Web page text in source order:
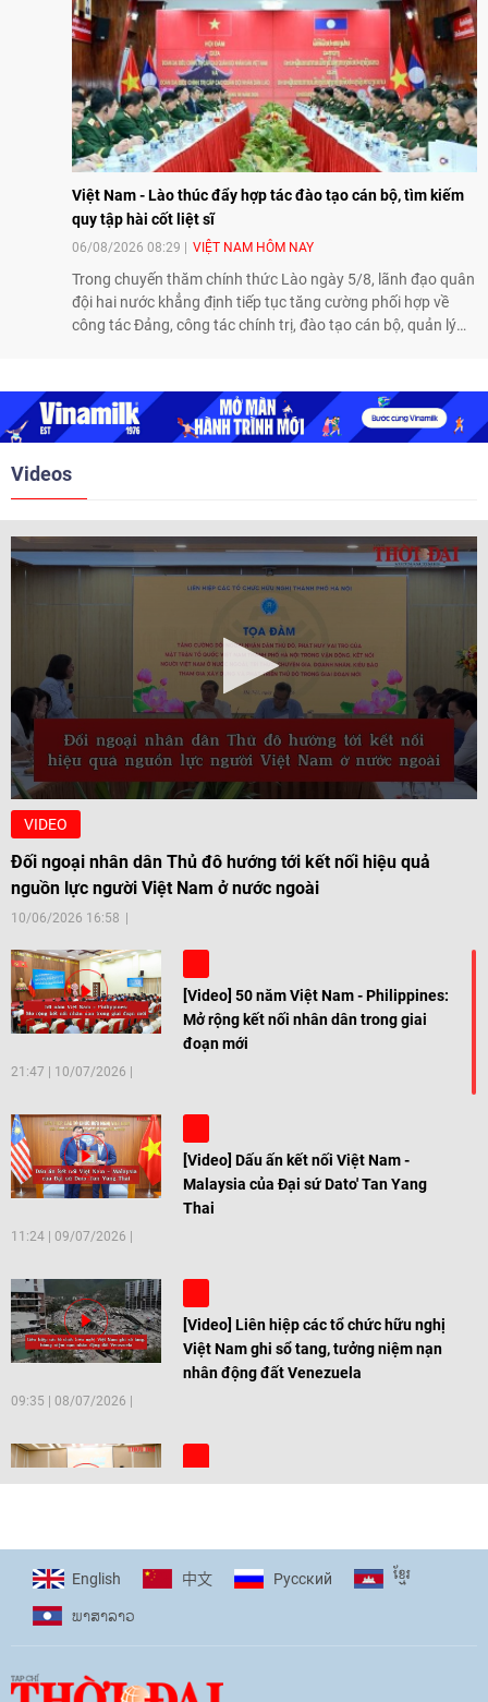
cường sự hiểu biết và hợp tác giữa nhân dân hai nước.
Việt Nam - Lào thúc đẩy hợp tác đào tạo cán bộ, tìm kiếm
quy tập hài cốt liệt sĩ
06/08/2026 08:29 VIỆT NAM HÔM NAY
Trong chuyến thăm chính thức Lào ngày 5/8, lãnh đạo quân
đội hai nước khẳng định tiếp tục tăng cường phối hợp về
công tác Đảng, công tác chính trị, đào tạo cán bộ, quản lý
Videos
VIDEO
Đối ngoại nhân dân Thủ đô hướng tới kết nối hiệu quả
nguồn lực người Việt Nam ở nước ngoài
10/06/2026 16:58
[Video] 50 năm Việt Nam - Philippines:
Mở rộng kết nối nhân dân trong giai
đoạn mới
21:47 | 10/07/2026
[Video] Dấu ấn kết nối Việt Nam -
Malaysia của Đại sứ Dato' Tan Yang
Thai
11:24 | 09/07/2026
[Video] Liên hiệp các tổ chức hữu nghị
Việt Nam ghi sổ tang, tưởng niệm nạn
nhân động đất Venezuela
09:35 | 08/07/2026
[Video] Trẻ em Đông Á cùng kiến tạo
11:10|17/06/2026
English 中文 Pусский ខ្មែរ
ພາ​ສາ​ລາວ